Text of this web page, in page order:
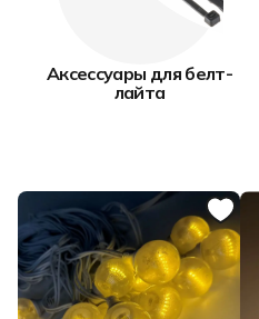
Аксессуары для белт-
лайта